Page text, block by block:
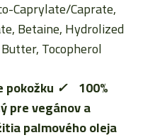
Caprylate/Caprate,
Betaine, Hydrolized
Tocopherol
pokožku ✓ 100%
pre vegánov a
palmového oleja